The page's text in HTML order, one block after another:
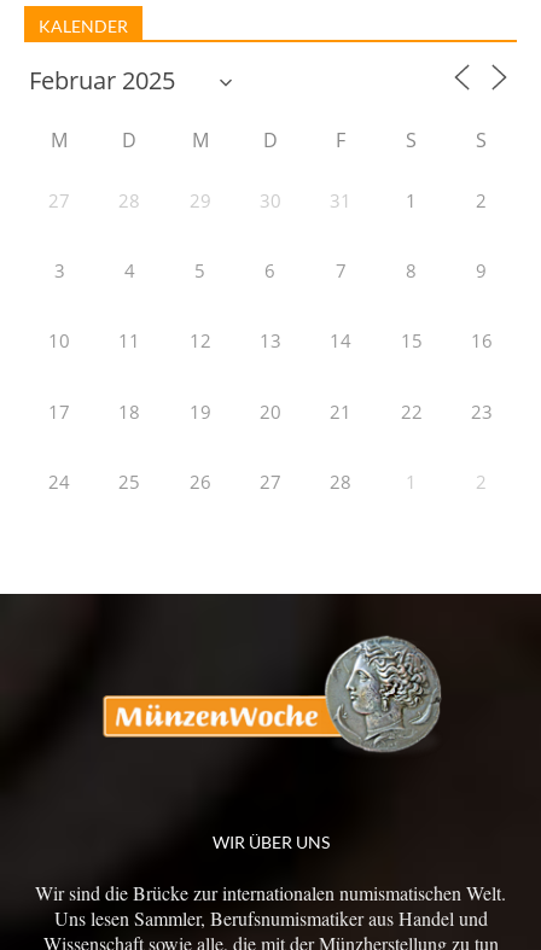
KALENDER
M D M D F S S
27 28 29 30 31 1 2
3 4 5 6 7 8 9
10 11 12 13 14 15 16
17 18 19 20 21 22 23
24 25 26 27 28 1 2
WIR ÜBER UNS
Wir sind die Brücke zur internationalen numismatischen Welt.
Uns lesen Sammler, Berufsnumismatiker aus Handel und
Wissenschaft sowie alle, die mit der Münzherstellung zu tun